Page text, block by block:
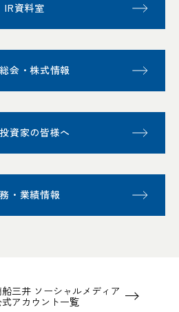
IR資料室
会・株式情報
資家の皆様へ
・業績情報
船三井 ソーシャルメディア
アカウント一覧